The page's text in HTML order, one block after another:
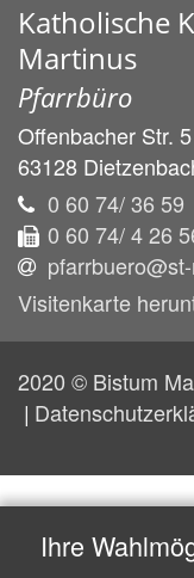
Katholische
Martinus
Pfarrbüro
Offenbacher Str. 5
63128
0 60 74/ 36 59
0 60 74/ 4 26
Visitenkarte
2020 © Bistum
Ihre